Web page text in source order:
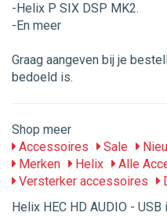
-Helix P SIX DSP MK2.
-En meer
Graag aangeven bij je
bedoeld is.
Shop meer
Accessoires
Sale
Merken
Helix
Alle
Versterker accessoires
Helix HEC HD AUDIO -